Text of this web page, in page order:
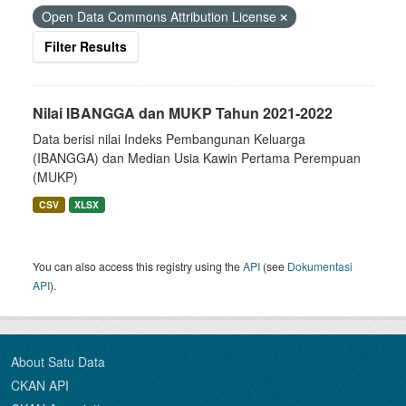
Open Data Commons Attribution License
Filter Results
Nilai IBANGGA dan MUKP Tahun 2021-2022
Data berisi nilai Indeks Pembangunan Keluarga
(IBANGGA) dan Median Usia Kawin Pertama Perempuan
(MUKP)
CSV XLSX
You can also access this registry using theAPI (see Dokumentasi
API).
About Satu Data
CKAN API